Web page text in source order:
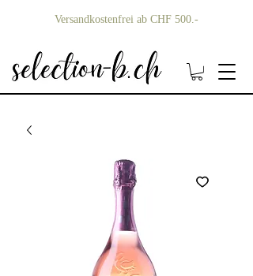
Versandkostenfrei ab CHF 500.-